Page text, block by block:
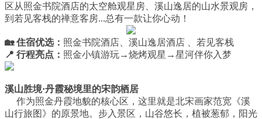
区从照金书院酒店的太空舱观星房、溪山逸居的山水景观房，
到若见客栈的禅意客房...总有一款让你心动！
🏡 住宿优选： 照金书院酒店、溪山逸居酒店 、若见客栈
📍 行程亮点： 照金小镇游玩→烧烤观星→星河伴你入梦
溪山胜境·丹霞秘境里的宋韵栖居
作为照金丹霞地貌的核心区，这里就是北宋画家范宽《溪
山行旅图》的原景地。步入景区，山谷悠长，植被葱郁，阳光